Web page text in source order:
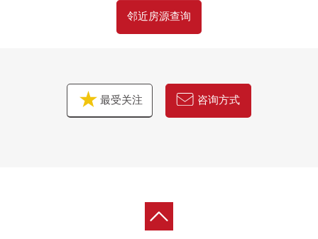
邻近房源查询
最受关注 咨询方式